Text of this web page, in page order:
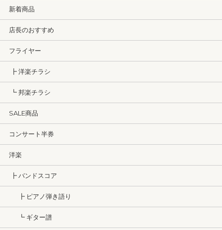
新着商品
店長のおすすめ
フライヤー
┣ 洋楽チラシ
┗ 邦楽チラシ
SALE商品
コンサート半券
洋楽
┣ バンドスコア
┣ ピアノ弾き語り
┗ ギター譜